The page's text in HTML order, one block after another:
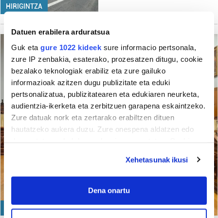
Datuen erabilera arduratsua
Guk eta gure 1022 kideek sure informacio pertsonala,
zure IP zenbakia, esaterako, prozesatzen ditugu, cookie
bezalako teknologiak erabiliz eta zure gailuko
informazioak azitzen dugu publizitate eta eduki
pertsonalizatua, publizitatearen eta edukiaren neurketa,
audientzia-ikerketa eta zerbitzuen garapena eskaintzeko.
Zure datuak nork eta zertarako erabiltzen dituen
hautatzeko aukera duzu. Zure onespena aldatzen edo
If you allow, we would also like to:
Collect information about your geographical
meters
Xehetasunak ikusi
Dena onartu
HIRIGINTZA
GIZARTEA